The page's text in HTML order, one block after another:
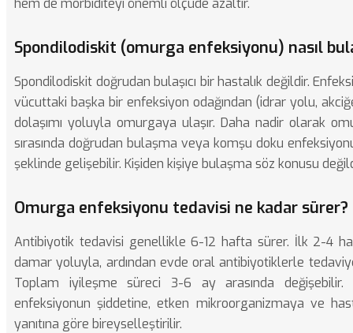
hem de morbiditeyi önemli ölçüde azaltır.
Spondilodiskit (omurga enfeksiyonu) nasıl
Spondilodiskit doğrudan bulaşıcı bir hastalık değildir.
vücuttaki başka bir enfeksiyon odağından (idrar yolu,
dolaşımı yoluyla omurgaya ulaşır. Daha nadir olarak
sırasında doğrudan bulaşma veya komşu doku
şeklinde gelişebilir. Kişiden kişiye bulaşma söz konusu
Omurga enfeksiyonu tedavisi ne kadar sürer?
Antibiyotik tedavisi genellikle 6-12 hafta sürer. İlk 2-4
damar yoluyla, ardından evde oral antibiyotiklerle
Toplam iyileşme süreci 3-6 ay arasında değişebilir.
enfeksiyonun şiddetine, etken mikroorganizmaya ve
yanıtına göre bireyselleştirilir.